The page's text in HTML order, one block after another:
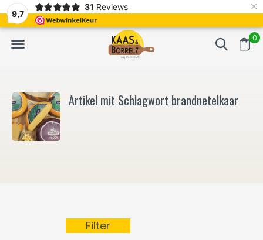
9,7
31 Reviews ×
0
Frisch geschnitten und vakuumverpackt. Meistens Lieferung
Artikel mit Schlagwort brandnetelkaar
Filter